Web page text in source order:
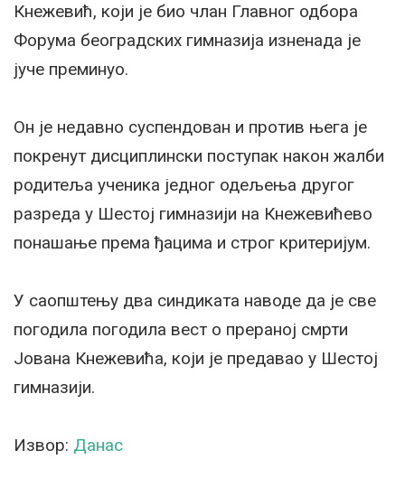
Кнежевић, који је био члан Главног одбора
Форума београдских гимназија изненада је
јуче преминуо.
Он је недавно суспендован и против њега је
покренут дисциплински поступак након жалби
родитеља ученика једног одељења другог
разреда у Шестој гимназији на Кнежевићево
понашање према ђацима и строг критеријум.
У саопштењу два синдиката наводе да је све
погодила погодила вест о прераној смрти
Јована Кнежевића, који је предавао у Шестој
гимназији.
Извор: Данас